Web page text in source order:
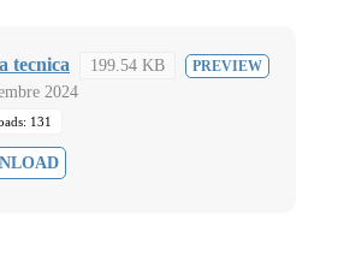
tecnica 199.54 KB PREVIEW
2024
131